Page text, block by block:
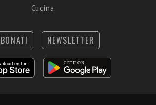
Cucina
NEWSLETTER